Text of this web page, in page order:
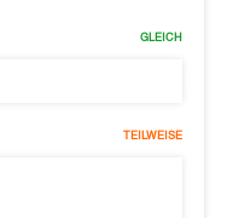
GLEICH
TEILWEISE